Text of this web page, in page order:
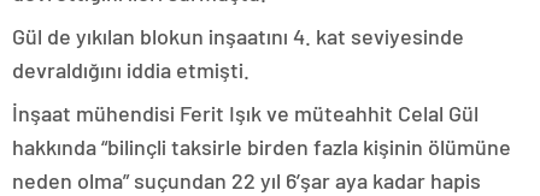
Gül de yıkılan blokun inşaatını 4. kat seviyesinde
devraldığını iddia etmişti.
İnşaat mühendisi Ferit Işık ve müteahhit Celal Gül
hakkında “bilinçli taksirle birden fazla kişinin ölümüne
neden olma” suçundan 22 yıl 6’şar aya kadar hapis